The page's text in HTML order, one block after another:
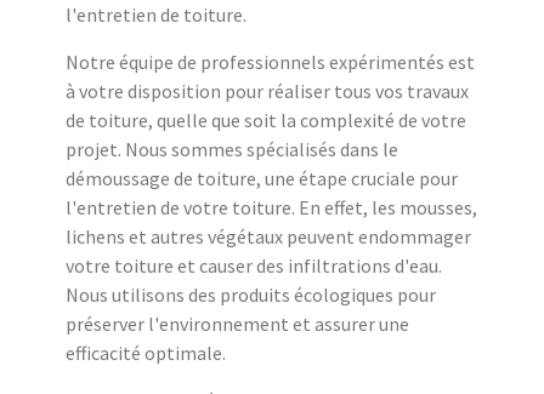
l'entretien de toiture.
Notre équipe de professionnels expérimentés est
à votre disposition pour réaliser tous vos travaux
de toiture, quelle que soit la complexité de votre
projet. Nous sommes spécialisés dans le
démoussage de toiture, une étape cruciale pour
l'entretien de votre toiture. En effet, les mousses,
lichens et autres végétaux peuvent endommager
votre toiture et causer des infiltrations d'eau.
Nous utilisons des produits écologiques pour
préserver l'environnement et assurer une
efficacité optimale.